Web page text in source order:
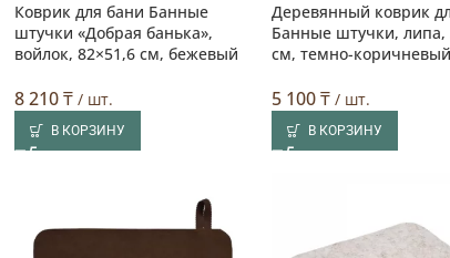
Коврик для бани Банные
штучки «Добрая банька»,
войлок, 82×51,6 см, бежевый
8 210₸ / шт.
В КОРЗИНУ
Деревянный коврик
Банные штучки, липа,
см, темно-коричневый
5 100₸ / шт.
В КОРЗИНУ